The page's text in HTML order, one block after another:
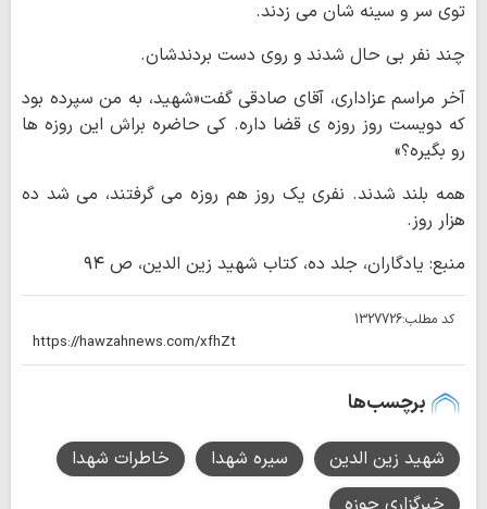
توی سر و سینه شان می زدند.
چند نفر بی حال شدند و روی دست بردندشان.
آخر مراسم عزاداری، آقای صادقی گفت«شهید، به من سپرده بود
که دویست روز روزه ی قضا داره. کی حاضره براش این روزه ها
رو بگیره؟»
همه بلند شدند. نفری یک روز هم روزه می گرفتند، می شد ده
هزار روز.
منبع: یادگاران، جلد ده، کتاب شهید زین الدین، ص ۹۴
کد مطلب:1327726
برچسب‌ها
شهید زین الدین سیره شهدا
خاطرات شهدا